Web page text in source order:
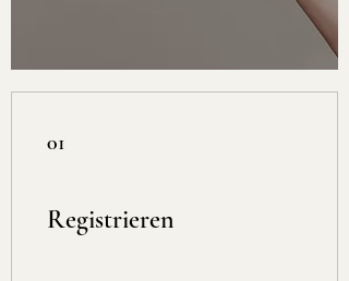
01
Registrieren